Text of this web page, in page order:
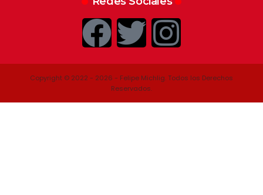
Copyright © 2022 - 2026 - Felipe Michlig. Todos los Derechos
Reservados.